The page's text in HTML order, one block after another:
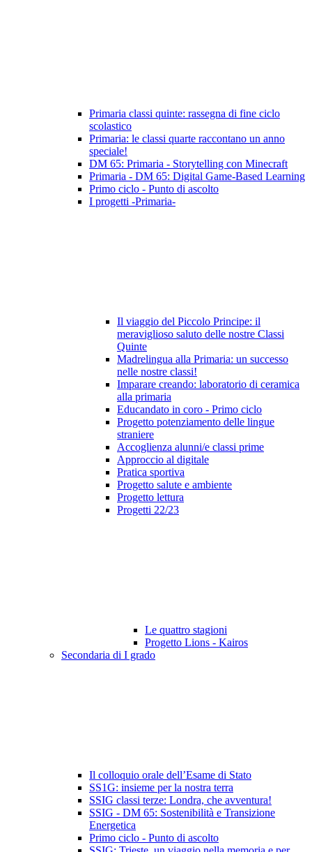
Primaria classi quinte: rassegna di fine ciclo
scolastico
Primaria: le classi quarte raccontano un anno
speciale!
DM 65: Primaria - Storytelling con Minecraft
Primaria - DM 65: Digital Game-Based Learning
Primo ciclo - Punto di ascolto
I progetti -Primaria-
Il viaggio del Piccolo Principe: il
meraviglioso saluto delle nostre Classi
Quinte
Madrelingua alla Primaria: un successo
nelle nostre classi!
Imparare creando: laboratorio di ceramica
alla primaria
Educandato in coro - Primo ciclo
Progetto potenziamento delle lingue
straniere
Accoglienza alunni/e classi prime
Approccio al digitale
Pratica sportiva
Progetto salute e ambiente
Progetto lettura
Progetti 22/23
Le quattro stagioni
Progetto Lions - Kairos
Secondaria di I grado
Il colloquio orale dell’Esame di Stato
SS1G: insieme per la nostra terra
SSIG classi terze: Londra, che avventura!
SSIG - DM 65: Sostenibilità e Transizione
Energetica
Primo ciclo - Punto di ascolto